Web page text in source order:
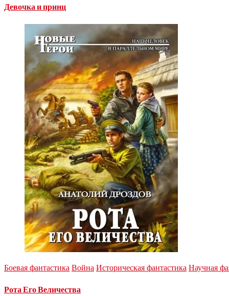
Девочка и принц
Боевая фантастика Война Историческая фантастика Научная
Рота Его Величества